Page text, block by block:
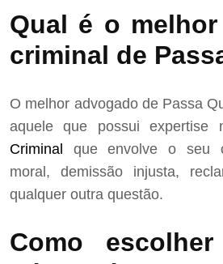
Qual é o
criminal de
O melhor advogado de Passa
aquele que possui expertise
Criminal que envolve o seu
moral, demissão injusta,
qualquer outra questão.
Como